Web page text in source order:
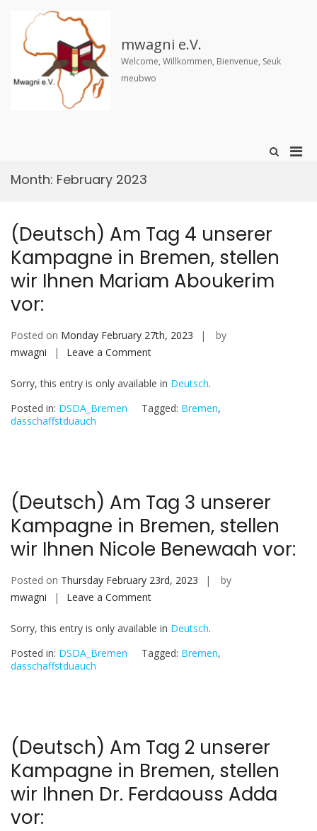
content
mwagni e.V.
Welcome, Willkommen, Bienvenue, Seuk
meubwo
Show
Month: February 2023
(Deutsch) Am Tag 4 unserer
Kampagne in Bremen, stellen
wir Ihnen Mariam Aboukerim
vor:
Posted on Monday February 27th, 2023
by
mwagni
Leave a Commenton
Am
4
stellen
wir
Mariam
Sorry, this entry is only available in Deutsch.
Posted in: DSDA_Bremen Tagged: Bremen,
dasschaffstduauch
(Deutsch) Am Tag 3 unserer
Kampagne in Bremen, stellen
wir Ihnen Nicole Benewaah vor:
Posted on Thursday February 23rd, 2023
by
mwagni
Leave a Commenton
Am
3
stellen
wir
Ihnen
Nicole
Sorry, this entry is only available in Deutsch.
Posted in: DSDA_Bremen Tagged: Bremen,
dasschaffstduauch
(Deutsch) Am Tag 2 unserer
Kampagne in Bremen, stellen
wir Ihnen Dr. Ferdaouss Adda
vor: